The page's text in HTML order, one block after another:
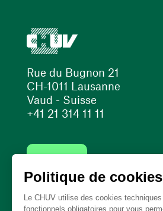
Rue du Bugnon 21
CH-1011 Lausanne
Vaud - Suisse
+41 21 314 11 11